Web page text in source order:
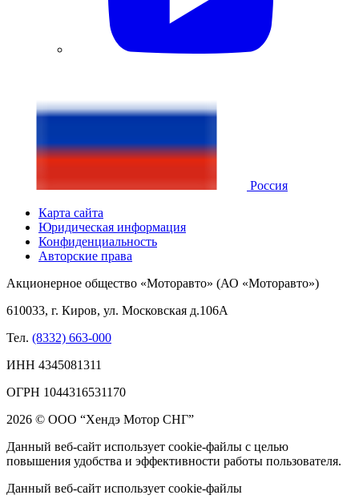
Россия
Карта сайта
Юридическая информация
Конфиденциальность
Авторские права
Акционерное общество «Моторавто» (АО «Моторавто»)
610033, г. Киров, ул. Московская д.106А
Тел. (8332) 663-000
ИНН 4345081311
ОГРН 1044316531170
2026 © ООО “Хендэ Мотор СНГ”
Данный веб-сайт использует cookie-файлы с целью
повышения удобства и эффективности работы пользователя.
Данный веб-сайт использует cookie-файлы